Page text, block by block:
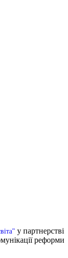
у партнерстві
реформи